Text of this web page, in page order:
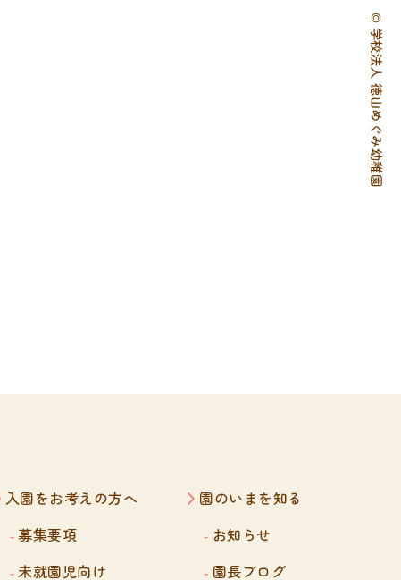
© 学校法人 徳山めぐみ幼稚園
入園をお考えの方へ
募集要項
未就園児向け
園のいまを知る
お知らせ
園長ブログ